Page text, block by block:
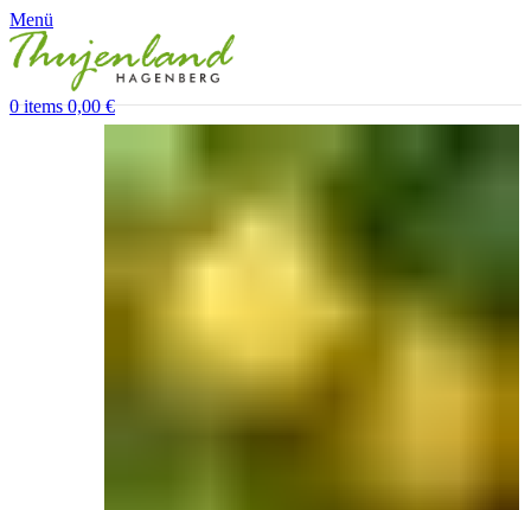
Menü
0items 0,00€